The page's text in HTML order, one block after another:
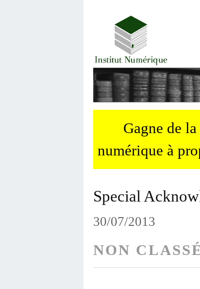
Gagne de
numérique à
Special
30/07/2013
NON